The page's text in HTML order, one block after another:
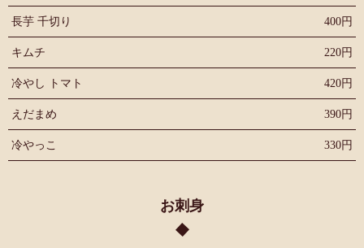
長芋 千切り 400円
キムチ 220円
冷やし トマト 420円
えだまめ 390円
冷やっこ 330円
お刺身